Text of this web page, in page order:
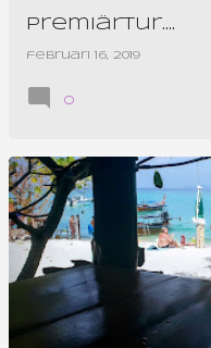
Premiärtur....
februari 16, 2019
0